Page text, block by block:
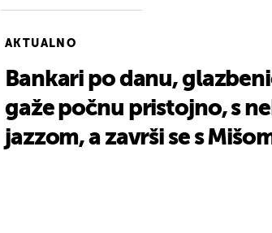
AKTUALNO
Bankari po danu,
gaže počnu pristojno, s
jazzom, a završi se s